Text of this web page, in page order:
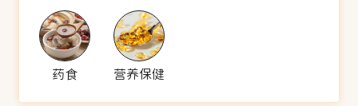
药食 营养保健